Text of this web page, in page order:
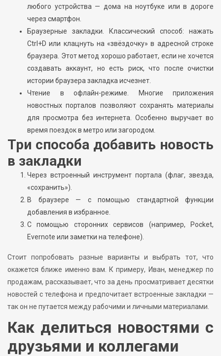
любого устройства — дома на ноутбуке или в дороге
через смартфон.
Браузерные закладки. Классический способ: нажать
Ctrl+D или клацнуть на «звёздочку» в адресной строке
браузера. Этот метод хорошо работает, если не хочется
создавать аккаунт, но есть риск, что после очистки
истории браузера закладка исчезнет.
Чтение в офлайн-режиме. Многие приложения
новостных порталов позволяют сохранять материалы
для просмотра без интернета. Особенно выручает во
время поездок в метро или загородом.
Три способа добавить новость
в закладки
Через встроенный инструмент портала (флаг, звезда,
«сохранить»).
В браузере — с помощью стандартной функции
добавления в избранное.
С помощью сторонних сервисов (например, Pocket,
Evernote или заметки на телефоне).
Стоит попробовать разные варианты и выбрать тот, что
окажется ближе именно вам. К примеру, Иван, менеджер по
продажам, рассказывает, что за день просматривает десятки
новостей с телефона и предпочитает встроенные закладки —
так он не путается между рабочими и личными материалами.
Как делиться новостями с
друзьями и коллегами